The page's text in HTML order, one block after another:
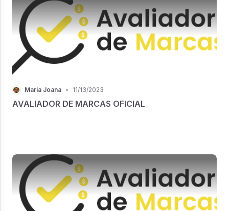
Maria Joana • 11/13/2023
AVALIADOR DE MARCAS OFICIAL